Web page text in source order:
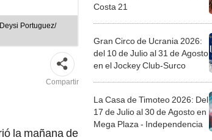
Compartir
la mañana de
Costa 21
Gran Circo de Ucrania 2026:
del 10 de Julio al 31 de Agosto
en el Jockey Club-Surco
La Casa de Timoteo 2026: Del
17 de Julio al 30 de Agosto en
Mega Plaza - Independencia